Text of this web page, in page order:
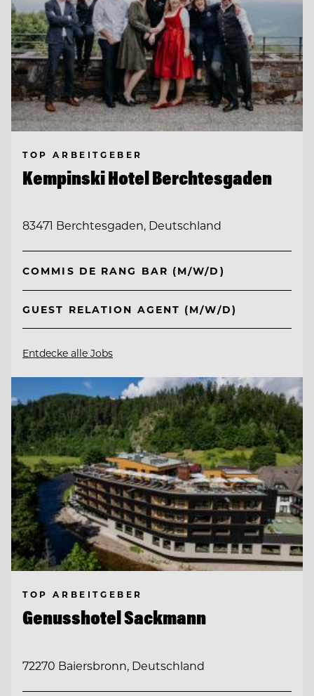
TOP ARBEITGEBER
Kempinski Hotel Berchtesgaden
83471 Berchtesgaden, Deutschland
COMMIS DE RANG BAR (M/W/D)
GUEST RELATION AGENT (M/W/D)
Entdecke alle Jobs
TOP ARBEITGEBER
Genusshotel Sackmann
72270 Baiersbronn, Deutschland